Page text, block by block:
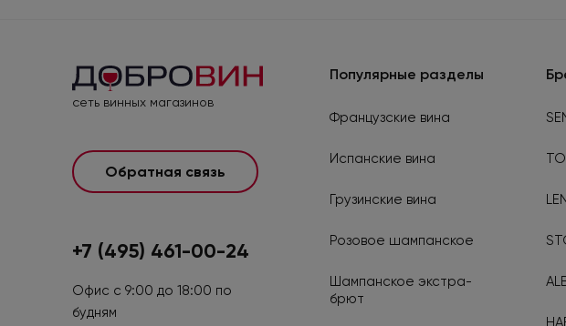
сеть винных магазинов
Обратная связь
+7 (495) 461-00-24
Офис с 9:00 до 18:00 по
будням
Популярные разделы
Французские вина
Испанские вина
Грузинские вина
Розовое шампанское
Шампанское экстра-
брют